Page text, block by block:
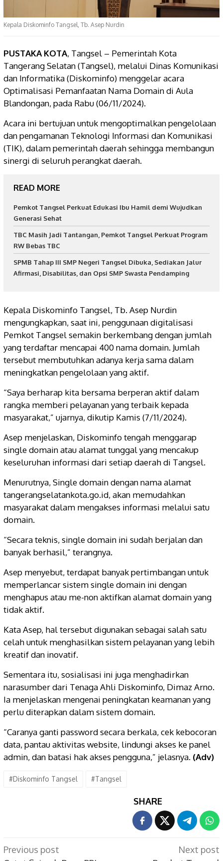
Kepala Diskominfo Tangsel, Tb. Asep Nurdin
PUSTAKA KOTA, Tangsel – Pemerintah Kota
Tangerang Selatan (Tangsel), melalui Dinas Komunikasi
dan Informatika (Diskominfo) menggelar acara
Optimalisasi Pemanfaatan Nama Domain di Aula
Blandongan, pada Rabu (06/11/2024).
Acara ini bertujuan untuk mengoptimalkan pengelolaan
dan pengamanan Teknologi Informasi dan Komunikasi
(TIK), dalam pemerintah daerah sehingga membangun
sinergi di seluruh perangkat daerah.
READ MORE
Pemkot Tangsel Perkuat Edukasi Ibu Hamil demi Wujudkan
Generasi Sehat
TBC Masih Jadi Tantangan, Pemkot Tangsel Perkuat Program
RW Bebas TBC
SPMB Tahap III SMP Negeri Tangsel Dibuka, Sediakan Jalur
Afirmasi, Disabilitas, dan Opsi SMP Swasta Pendamping
Kepala Diskominfo Tangsel, Tb. Asep Nurdin
mengungkapkan, saat ini, penggunaan digitalisasi
Pemkot Tangsel semakin berkembang dengan jumlah
yang terdaftar mencapai 400 nama domain. Jumlah
tersebut membutuhkan adanya kerja sama dalam
meningkatkan pengelolaan yang aktif.
“Saya berharap kita bersama berperan aktif dalam
rangka memberi pelayanan yang terbaik kepada
masyarakat,” ujarnya, dikutip Kamis (7/11/2024).
Asep menjelaskan, Diskominfo tengah menggarap
single domain atau alamat tunggal yang mencakup
keseluruhan informasi dari setiap daerah di Tangsel.
Menurutnya, Single domain dengan nama alamat
tangerangselatankota.go.id, akan memudahkan
masyarakat dalam mengakses informasi melalui satu
domain.
“Secara teknis, single domain ini sudah berjalan dan
banyak berhasil,” terangnya.
Asep menyebut, terdapat banyak pertimbangan untuk
memperlancar sistem single domain ini dengan
menghapus atau me-non aktifkan alamat domain yang
tidak aktif.
Kata Asep, hal tersebut digunakan sebagai salah satu
celah untuk menghasilkan sistem pelayanan yang lebih
kreatif dan inovatif.
Sementara itu, sosialisasi ini juga menghadirkan
narasumber dari Tenaga Ahli Diskominfo, Dimaz Arno.
Ia menjelaskan mengenai peningkatan keamanan yang
perlu diterapkan dalam sistem domain.
“Caranya ganti password secara berkala, cek kebocoran
data, pantau aktivitas website, lindungi akses ke panel
admin, dan batasi hak akses pengguna,” jelasnya. (Adv)
#Diskominfo Tangsel #Tangsel
SHARE
Post
Previous post
Next post